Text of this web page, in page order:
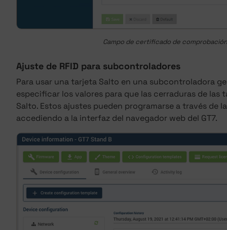
Campo de certificado de
Ajuste de RFID para subcontroladores
Para usar una tarjeta Salto en una subcontroladora
especificar los valores para que las cerraduras de las
Salto. Estos ajustes pueden programarse a través de
accediendo a la interfaz del navegador web del GT7.